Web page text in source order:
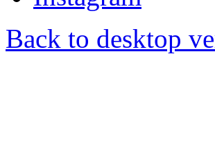
Back to desktop